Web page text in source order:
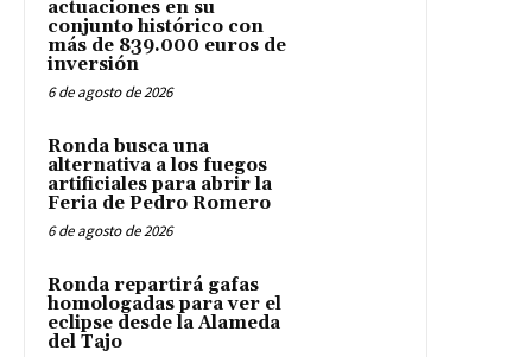
actuaciones en su
conjunto histórico con
más de 839.000 euros de
inversión
6 de agosto de 2026
Ronda busca una
alternativa a los fuegos
artificiales para abrir la
Feria de Pedro Romero
6 de agosto de 2026
Ronda repartirá gafas
homologadas para ver el
eclipse desde la Alameda
del Tajo